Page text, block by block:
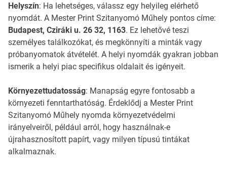
Helyszín: Ha lehetséges, válassz egy helyileg elérhető
nyomdát. A Mester Print Szitanyomó Műhely pontos címe:
Budapest, Cziráki u. 26 32, 1163. Ez lehetővé teszi
személyes találkozókat, és megkönnyíti a minták vagy
próbanyomatok átvételét. A helyi nyomdák gyakran jobban
ismerik a helyi piac specifikus oldalait és igényeit.
Környezettudatosság: Manapság egyre fontosabb a
környezeti fenntarthatóság. Érdeklődj a Mester Print
Szitanyomó Műhely nyomda környezetvédelmi
irányelveiről, például arról, hogy használnak-e
újrahasznosított papírt, vagy milyen típusú tintákat
alkalmaznak.